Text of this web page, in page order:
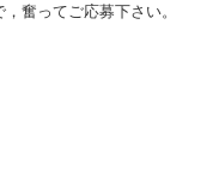
奮ってご応募下さい。